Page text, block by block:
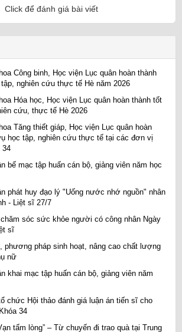
Click để đánh giá bài viết
Công binh, Học viện Lục quân hoàn thành
nghiên cứu thực tế Hè năm 2026
Hóa học, Học viện Lục quân hoàn thành tốt
cứu, thực tế Hè 2026
Tăng thiết giáp, Học viện Lục quân hoàn
học tập, nghiên cứu thực tế tại các đơn vị
34
bế mạc tập huấn cán bộ, giảng viên năm học
phát huy đạo lý "Uống nước nhớ nguồn" nhân
- Liệt sĩ 27/7
chăm sóc sức khỏe người có công nhân Ngày
sĩ
phương pháp sinh hoạt, nâng cao chất lượng
nữ
khai mạc tập huấn cán bộ, giảng viên năm
chức Hội thảo đánh giá luận án tiến sĩ cho
34
tấm lòng” – Từ chuyến đi trao quà tại Trung